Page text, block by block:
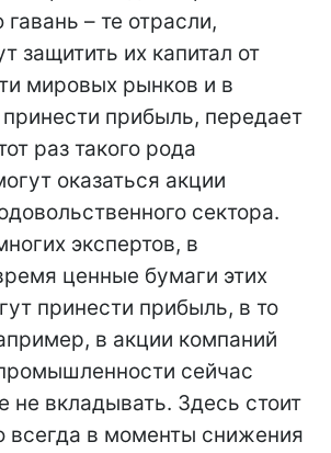
гавань – те отрасли,
защитить их капитал от
мировых рынков и в
прибыль, передает
раз такого рода
оказаться акции
сектора.
экспертов, в
ценные бумаги этих
принести прибыль, в то
в акции компаний
сейчас
не вкладывать. Здесь стоит
всегда в моменты снижения